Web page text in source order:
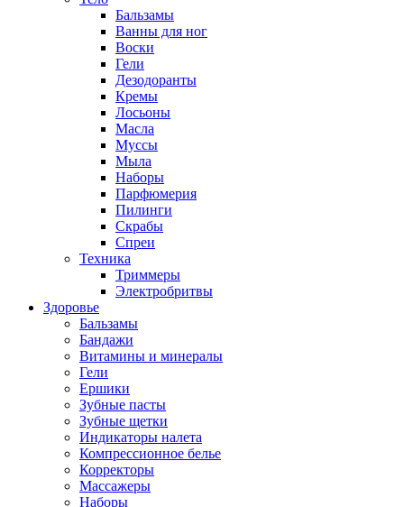
Бальзамы
Ванны для ног
Воски
Гели
Дезодоранты
Кремы
Лосьоны
Масла
Муссы
Мыла
Наборы
Парфюмерия
Пилинги
Скрабы
Спреи
Техника
Триммеры
Электробритвы
Здоровье
Бальзамы
Бандажи
Витамины и минералы
Гели
Ершики
Зубные пасты
Зубные щетки
Индикаторы налета
Компрессионное белье
Корректоры
Массажеры
Наборы